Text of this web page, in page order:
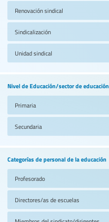
Renovación sindical
Sindicalización
Unidad sindical
Nivel de Educación/sector de educación
Primaria
Secundaria
Categorías de personal de la educación
Profesorado
Directores/as de escuelas